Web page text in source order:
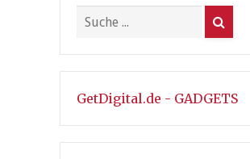
GetDigital.de - GADGETS